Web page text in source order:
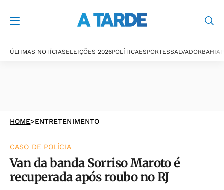
ÚLTIMAS NOTÍCIASELEIÇÕES 2026POLÍTICAESPORTESSALVADORBAHIA
HOME>ENTRETENIMENTO
CASO DE POLÍCIA
Van da banda Sorriso Maroto é
recuperada após roubo no RJ